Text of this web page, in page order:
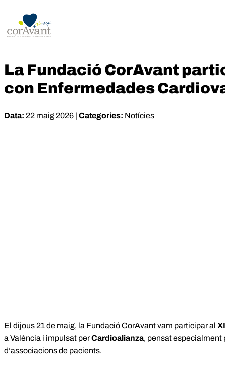
La Fundació CorAvant
con Enfermedades
Data: 22 maig 2026 | Categories: Notícies
El dijous 21 de maig, la Fundació CorAvant vam participar al
a València i impulsat perCardioalianza, pensat especialment
d’associacions de pacients.